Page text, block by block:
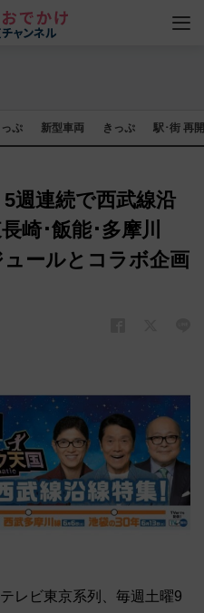
ぷ 新型車両 きっぷ 駅･街 再
5週連続で西武線沿
崎･飯能･多摩川
ールとコラボ企画
レビ東京系列、毎週土曜9